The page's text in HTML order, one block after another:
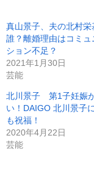
真山景子、夫の北村栄
誰？離婚理由はコミュ
ション不足？
2021年1月30日
芸能
北川景子 第1子妊娠
い！DAIGO 北川景子
も祝福！
2020年4月22日
芸能